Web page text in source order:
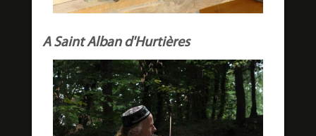
A Saint Alban d'Hurtières